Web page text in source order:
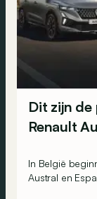
Dit zijn de
Renault
In België
Austral en